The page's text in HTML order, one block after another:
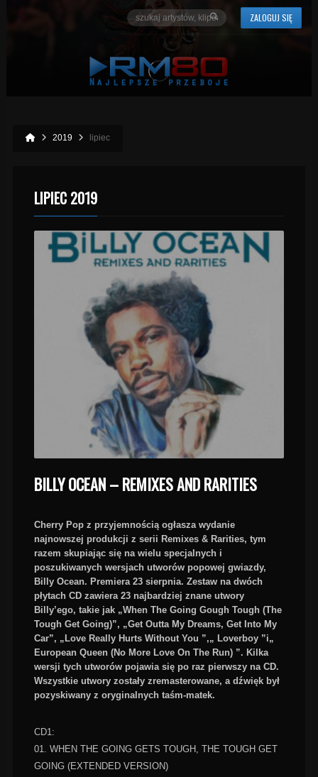
ZALOGUJ SIĘ
2019 lipiec
LIPIEC 2019
BILLY OCEAN – REMIXES AND RARITIES
Cherry Pop z przyjemnością ogłasza wydanie
najnowszej produkcji z serii Remixes & Rarities, tym
razem skupiając się na wielu specjalnych i
poszukiwanych wersjach utworów popowej gwiazdy,
Billy Ocean. Premiera 23 sierpnia. Zestaw na dwóch
płytach CD zawiera 23 najbardziej znane utwory
Billy’ego, takie jak „When The Going Gough Tough (The
Tough Get Going)”, „Get Outta My Dreams, Get Into My
Car”, „Love Really Hurts Without You ”,„ Loverboy ”i„
European Queen (No More Love On The Run) ”. Kilka
wersji tych utworów pojawia się po raz pierwszy na CD.
Wszystkie utwory zostały zremasterowane, a dźwięk był
pozyskiwany z oryginalnych taśm-matek.
CD1:
01. WHEN THE GOING GETS TOUGH, THE TOUGH GET
GOING (EXTENDED VERSION)